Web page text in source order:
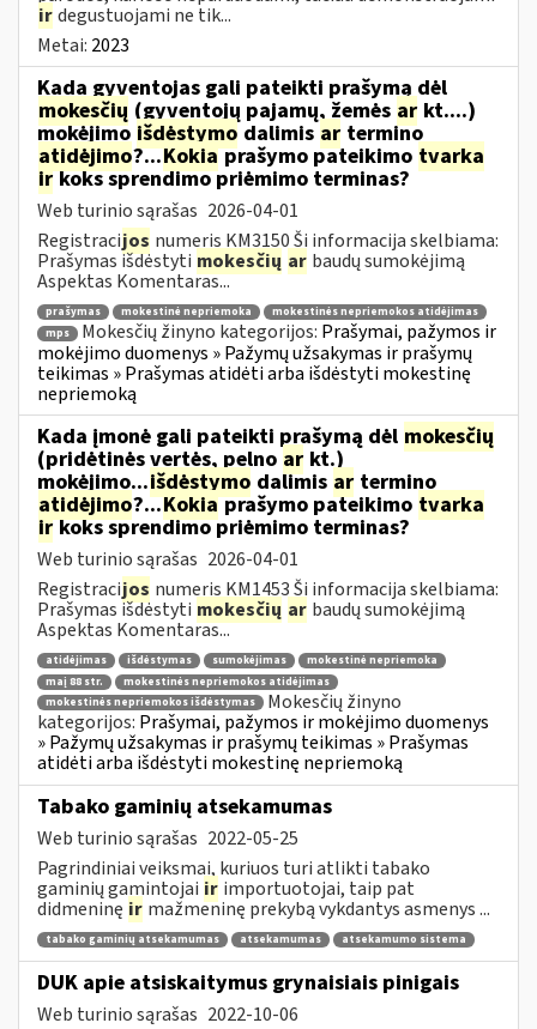
irdegustuojami ne tik...
Metai: 2023
Kada gyventojas gali pateikti prašymą dėl
mokesčių (gyventojų pajamų, žemės ar kt....)
mokėjimo išdėstymo dalimis ar termino
atidėjimo?...Kokiaprašymo pateikimo tvarka
irkoks sprendimo priėmimo terminas?
Web turinio sąrašas 2026-04-01
Registracijos numeris KM3150 Ši informacija skelbiama:
Prašymas išdėstyti mokesčių ar baudų sumokėjimą
Aspektas Komentaras...
prašymas mokestinė nepriemoka
mokestinės nepriemokos atidėjimas
mps
Mokesčių žinyno kategorijos: Prašymai, pažymos ir
mokėjimo duomenys » Pažymų užsakymas ir prašymų
teikimas » Prašymas atidėti arba išdėstyti mokestinę
nepriemoką
Kada įmonė gali pateikti prašymą dėl mokesčių
(pridėtinės vertės, pelno ar kt.)
mokėjimo...išdėstymo dalimis ar termino
atidėjimo?...Kokiaprašymo pateikimo tvarka
irkoks sprendimo priėmimo terminas?
Web turinio sąrašas 2026-04-01
Registracijos numeris KM1453 Ši informacija skelbiama:
Prašymas išdėstyti mokesčių ar baudų sumokėjimą
Aspektas Komentaras...
atidėjimas išdėstymas sumokėjimas
mokestinė nepriemoka
maį 88 str.
mokestinės nepriemokos atidėjimas
mokestinės nepriemokos išdėstymas
Mokesčių žinyno
kategorijos: Prašymai, pažymos ir mokėjimo duomenys
» Pažymų užsakymas ir prašymų teikimas » Prašymas
atidėti arba išdėstyti mokestinę nepriemoką
Tabako gaminių atsekamumas
Web turinio sąrašas 2022-05-25
Pagrindiniai veiksmai, kuriuos turi atlikti tabako
gaminių gamintojai ir importuotojai, taip pat
didmeninę ir mažmeninę prekybą vykdantys asmenys ...
tabako gaminių atsekamumas atsekamumas atsekamumo sistema
DUK apie atsiskaitymus grynaisiais pinigais
Web turinio sąrašas 2022-10-06